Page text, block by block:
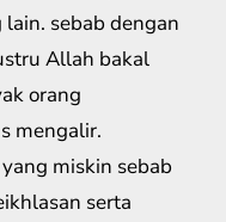
sebab dengan
Allah bakal
orang
mengalir.
miskin sebab
serta